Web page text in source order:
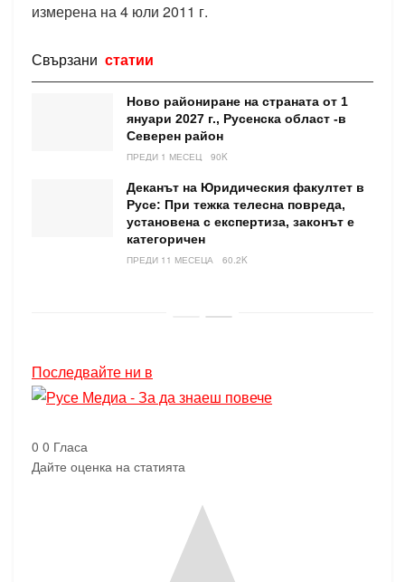
измерена на 4 юли 2011 г.
Свързани статии
Ново райониране на страната от 1
януари 2027 г., Русенска област -в
Северен район
ПРЕДИ 1 МЕСЕЦ 90K
Деканът на Юридическия факултет в
Русе: При тежка телесна повреда,
установена с експертиза, законът е
категоричен
ПРЕДИ 11 МЕСЕЦА 60.2K
Последвайте ни в
0 0 Гласа
Дайте оценка на статията